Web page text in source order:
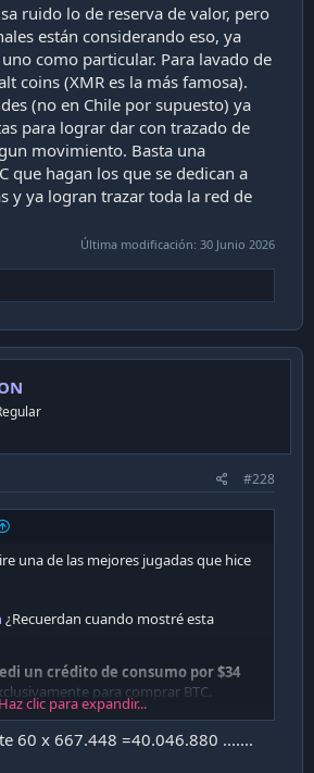
ruido lo de reserva de valor, pero
están considerando eso, ya
como particular. Para lavado de
coins (XMR es la más famosa).
(no en Chile por supuesto) ya
para lograr dar con trazado de
movimiento. Basta una
que hagan los que se dedican a
y ya logran trazar toda la red de
Última modificación: 30 Junio 2026
#228
una de las mejores jugadas que hice
¿Recuerdan cuando mostré esta
un crédito de consumo por $34
para comprar BTC.
Capa9 me llamaron loco
me quedan solo 2 cuotas del credito
Haz clic para expandir...
60 x 667.448 =40.046.880 .......